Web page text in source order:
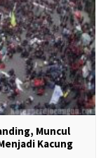
Muncul
Kacung